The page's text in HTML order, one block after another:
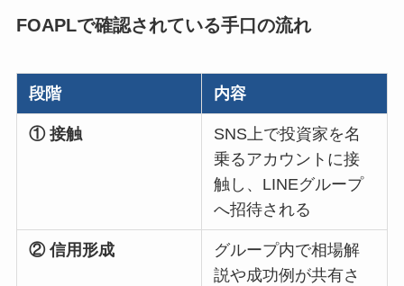
FOAPLで確認されている手口の流れ
段階 内容
① 接触
SNS上で投資家を名
乗るアカウントに接
触し、LINEグループ
へ招待される
② 信用形成
グループ内で相場解
説や成功例が共有さ